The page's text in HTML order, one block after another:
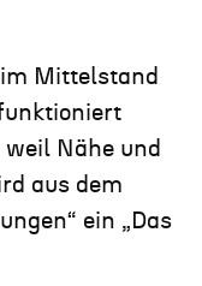
im Mittelstand
Nähe und
aus dem
ein „Das